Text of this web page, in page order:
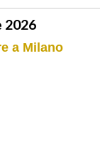
2026
a Milano